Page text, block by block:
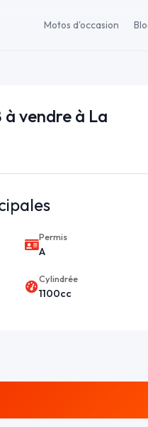
Motos d'occasion
vendre à La
Permis
A
Cylindrée
1100cc